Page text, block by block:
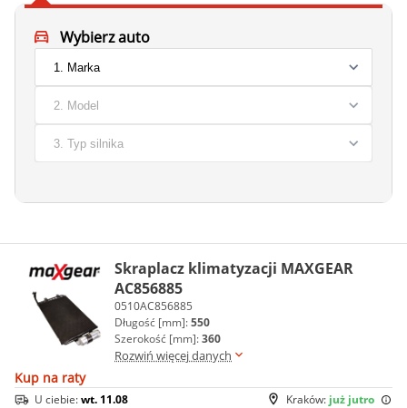
Wybierz auto
Skraplacz klimatyzacji MAXGEAR
AC856885
0510AC856885
Długość [mm]:550
Szerokość [mm]:360
Rozwiń więcej danych
Kup na raty
Kraków: już jutro
U ciebie:wt. 11.08